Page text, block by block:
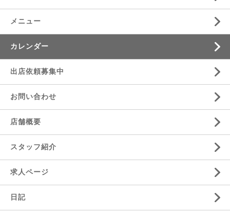
メニュー
カレンダー
出店依頼募集中
お問い合わせ
店舗概要
スタッフ紹介
求人ページ
日記